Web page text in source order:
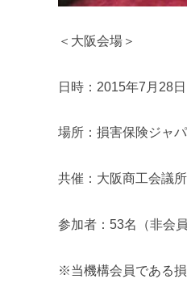
＜大阪会場＞
日時：2015年7月28
場所：損害保険ジャ
共催：大阪商工会議所
参加者：53名（非会員
※当機構会員である